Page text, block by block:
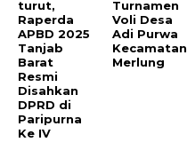
turut,
Raperda
APBD 2025
Tanjab
Barat
Resmi
Disahkan
DPRD di
Paripurna
Ke IV
Turnamen
Voli Desa
Adi Purwa
Kecamatan
Merlung